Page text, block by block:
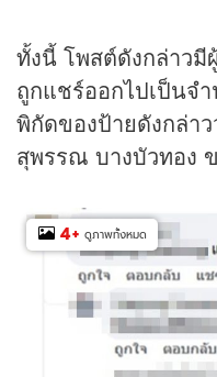
ทั้งนี้ โพสต์ดังกล่าวมี
ถูกแชร์ออกไปเป็นจ
พิกัดของป้ายดังกล่า
สุพรรณ บางบัวทอง
4+ ดูภาพทั้งหมด